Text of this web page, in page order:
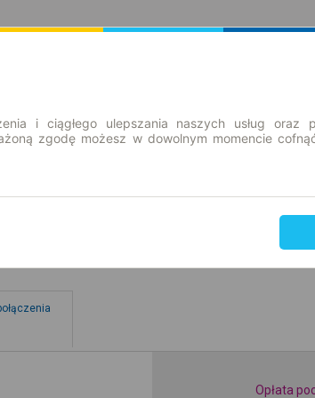
Opłata
i ciągłego ulepszania naszych usług oraz
zgodę możesz w dowolnym momencie